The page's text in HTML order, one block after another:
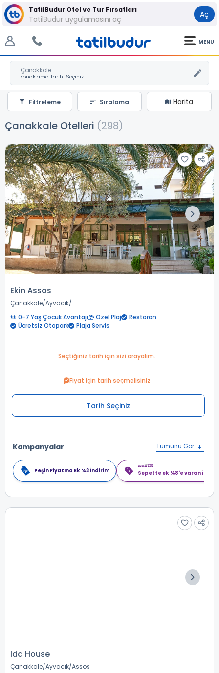
TatilBudur Otel ve Tur Fırsatları
TatilBudur uygulamasını aç Aç
MENU
Çanakkale
Harita
Sıralama
Filtreleme
Çanakkale Otelleri (298)
Ekin Assos
Çanakkale Ayvacık
0-7 Yaş Çocuk Avantajı
Özel Plaj
Restoran
Ücretsiz Otopark
Plaja Servis
Seçtiğiniz tarih için sizi arayalım.
Fiyat için tarih seçmelisiniz
Tarih Seçiniz
Kampanyalar Tümünü Gör
Peşin Fiyatına Ek %3 İndirim Sepette ek %8'e varan
Ida House
Çanakkale Ayvacık Assos